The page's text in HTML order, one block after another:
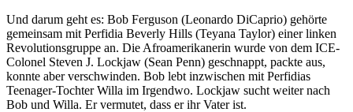
Und darum geht es: Bob Ferguson (Leonardo DiCaprio) gehörte
gemeinsam mit Perfidia Beverly Hills (Teyana Taylor) einer linken
Revolutionsgruppe an. Die Afroamerikanerin wurde von dem ICE-
Colonel Steven J. Lockjaw (Sean Penn) geschnappt, packte aus,
konnte aber verschwinden. Bob lebt inzwischen mit Perfidias
Teenager-Tochter Willa im Irgendwo. Lockjaw sucht weiter nach
Bob und Willa. Er vermutet, dass er ihr Vater ist.